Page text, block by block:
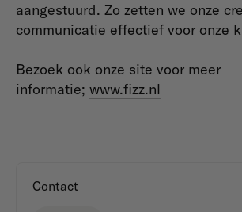
aangestuurd. Zo zetten we onze
communicatie effectief voor onze
Bezoek ook onze site voor meer
informatie; www.fizz.nl
Contact